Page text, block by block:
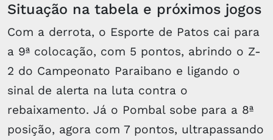
Situação na tabela e próximos jogos
Com a derrota, o Esporte de Patos cai para
a 9ª colocação, com 5 pontos, abrindo o Z-
2 do Campeonato Paraibano e ligando o
sinal de alerta na luta contra o
rebaixamento. Já o Pombal sobe para a 8ª
posição, agora com 7 pontos, ultrapassando